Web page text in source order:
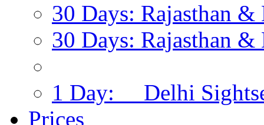
30 Days: Rajasthan
30 Days: Rajasthan
1 Day: Delhi
Prices